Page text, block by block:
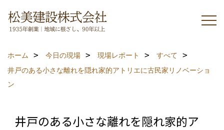
ホーム 今日の現場 現場レポート
すべて
井戸のある小さな離れを隠れ家的アトリエに古民家リノベーショ
ン
井戸のある小さな離れを隠れ家的ア